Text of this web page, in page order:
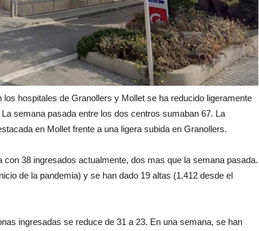
hospitales de Granollers y Mollet se ha reducido ligeramente
semana pasada entre los dos centros sumaban 67. La
en Mollet frente a una ligera subida en Granollers.
38 ingresados actualmente, dos mas que la semana pasada.
de la pandemia) y se han dado 19 altas (1.412 desde el
ingresadas se reduce de 31 a 23. En una semana, se han